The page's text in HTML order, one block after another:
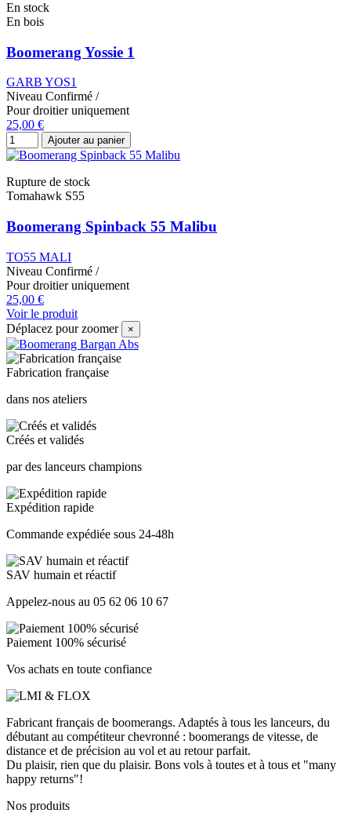
En stock
En bois
Boomerang Yossie 1
GARB YOS1
Niveau Confirmé /
Pour droitier uniquement
25,00 €
Ajouter au panier
Rupture de stock
Tomahawk S55
Boomerang Spinback 55 Malibu
TO55 MALI
Niveau Confirmé /
Pour droitier uniquement
25,00 €
Voir le produit
Déplacez pour zoomer
×
Fabrication française
dans nos ateliers
Créés et validés
par des lanceurs champions
Expédition rapide
Commande expédiée sous 24-48h
SAV humain et réactif
Appelez-nous au 05 62 06 10 67
Paiement 100% sécurisé
Vos achats en toute confiance
Fabricant français de boomerangs. Adaptés à tous les lanceurs, du
débutant au compétiteur chevronné : boomerangs de vitesse, de
distance et de précision au vol et au retour parfait.
Du plaisir, rien que du plaisir. Bons vols à toutes et à tous et "many
happy returns"!
Nos produits